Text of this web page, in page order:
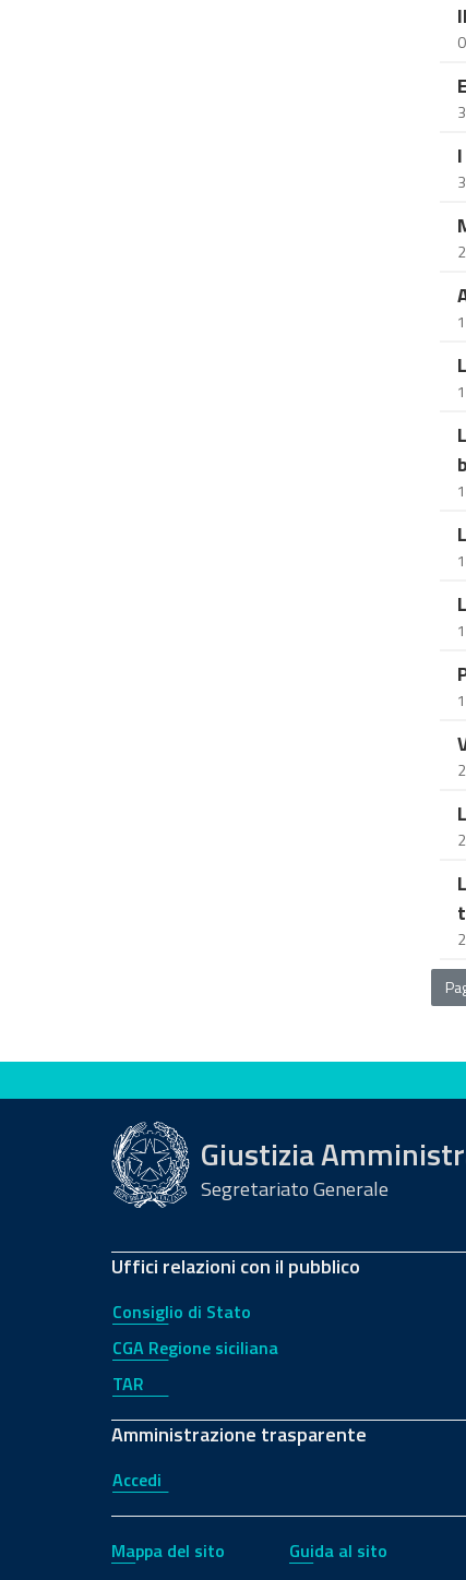
Valuta questo sito
Giustizia
Segretariato Generale
Uffici relazioni con il pubblico
Consiglio di Stato
CGA Regione siciliana
TAR
Amministrazione trasparente
Accedi
Mappa del sito Guida al sito